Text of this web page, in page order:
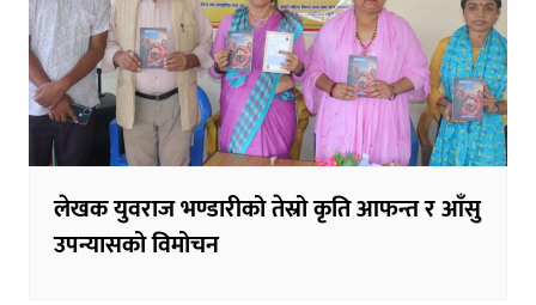
लेखक युवराज भण्डारीको तेस्रो कृति आफन्त र आँसु
उपन्यासको विमोचन